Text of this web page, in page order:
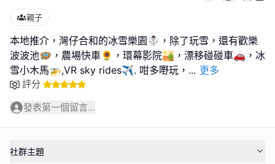
親子
本地推介，灣仔合和的冰雪樂園☃️，除了玩雪，還有歡樂
波波池🪺，農場快車🌻，環幕影院🏜️，漂移碰碰車🚗，冰
雪小木馬🚁,VR sky rides✈️. 咁多嘢玩， ... 更多
評分
發表第一個留言...
社群主題